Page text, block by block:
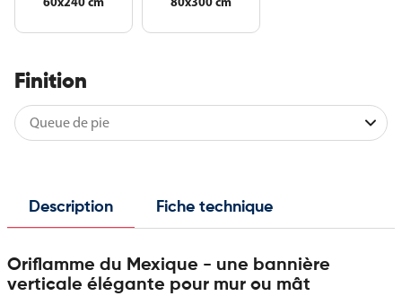
Finition
Description Fiche technique
Oriflamme du Mexique - une bannière
verticale élégante pour mur ou mât